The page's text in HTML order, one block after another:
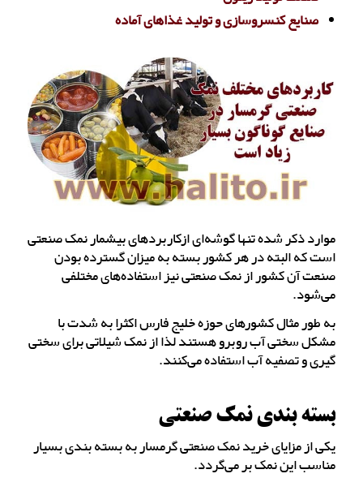
صنایع کنسروسازی و تولید غذاهای آماده
موارد ذکر شده تنها گوشه‌ای ازکاربردهای بیشمار نمک صنعتی
است که البته در هر کشور بسته به میزان گسترده بودن
صنعت آن کشور از نمک صنعتی نیز استفاده‌های مختلفی
می‌شود.
به طور مثال کشورهای حوزه خلیج فارس اکثرا به شدت با
مشکل سختی آب روبرو هستند لذا از نمک شیلاتی برای سختی
گیری و تصفیه آب استفاده می‌کنند.
بسته بندی نمک صنعتی
یکی از مزایای خرید نمک صنعتی گرمسار به بسته بندی بسیار
مناسب این نمک بر می‌گردد.